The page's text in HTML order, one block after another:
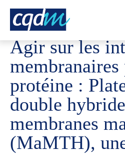
CQDM NOUVELLES ET
Agir sur les
protéine :
double
membranes
(MaMTH),